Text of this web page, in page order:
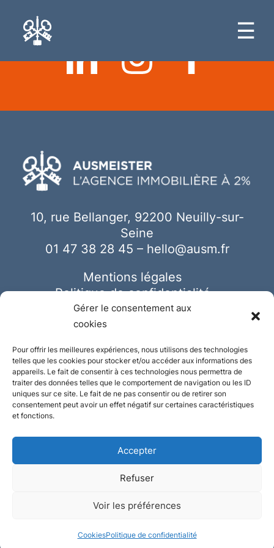
Gérer le consentement aux
cookies
Pour offrir les meilleures expériences, nous utilisons des technologies
telles que les cookies pour stocker et/ou accéder aux informations des
appareils. Le fait de consentir à ces technologies nous permettra de
traiter des données telles que le comportement de navigation ou les ID
uniques sur ce site. Le fait de ne pas consentir ou de retirer son
consentement peut avoir un effet négatif sur certaines caractéristiques
et fonctions.
Accepter
Refuser
Voir les préférences
CookiesPolitique de confidentialité
☰
10, rue Bellanger, 92200 Neuilly-sur-
Seine
01 47 38 28 45 – hello@ausm.fr
Mentions légales
Politique de confidentialité
Cookies
Conception et réalisation :Plate